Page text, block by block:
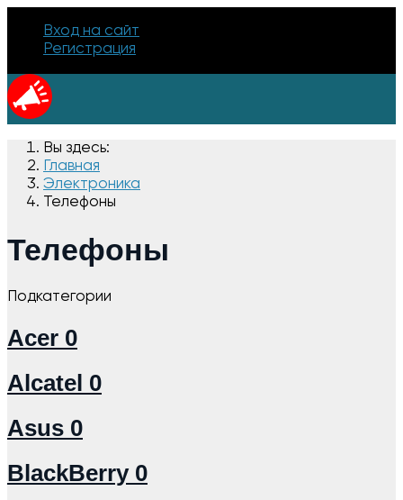
Вход на сайт
Регистрация
Вы здесь:
Главная
Электроника
Телефоны
Телефоны
Подкатегории
Acer 0
Alcatel 0
Asus 0
BlackBerry 0